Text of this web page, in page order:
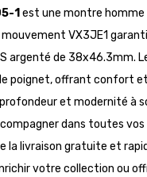
1 est une montre homme
VX3JE1
argenté de 38x46.3mm.
poignet, offrant confort et
et modernité à
dans toutes
la livraison gratuite et
votre collection ou